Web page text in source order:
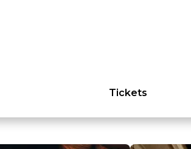
Tickets